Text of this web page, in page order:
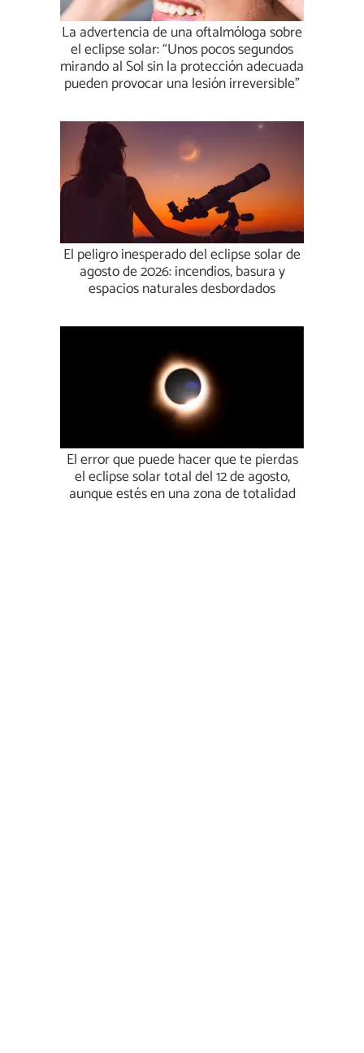
La advertencia de una oftalmóloga sobre
el eclipse solar: “Unos pocos segundos
mirando al Sol sin la protección adecuada
pueden provocar una lesión irreversible”
El peligro inesperado del eclipse solar de
agosto de 2026: incendios, basura y
espacios naturales desbordados
El error que puede hacer que te pierdas
el eclipse solar total del 12 de agosto,
aunque estés en una zona de totalidad